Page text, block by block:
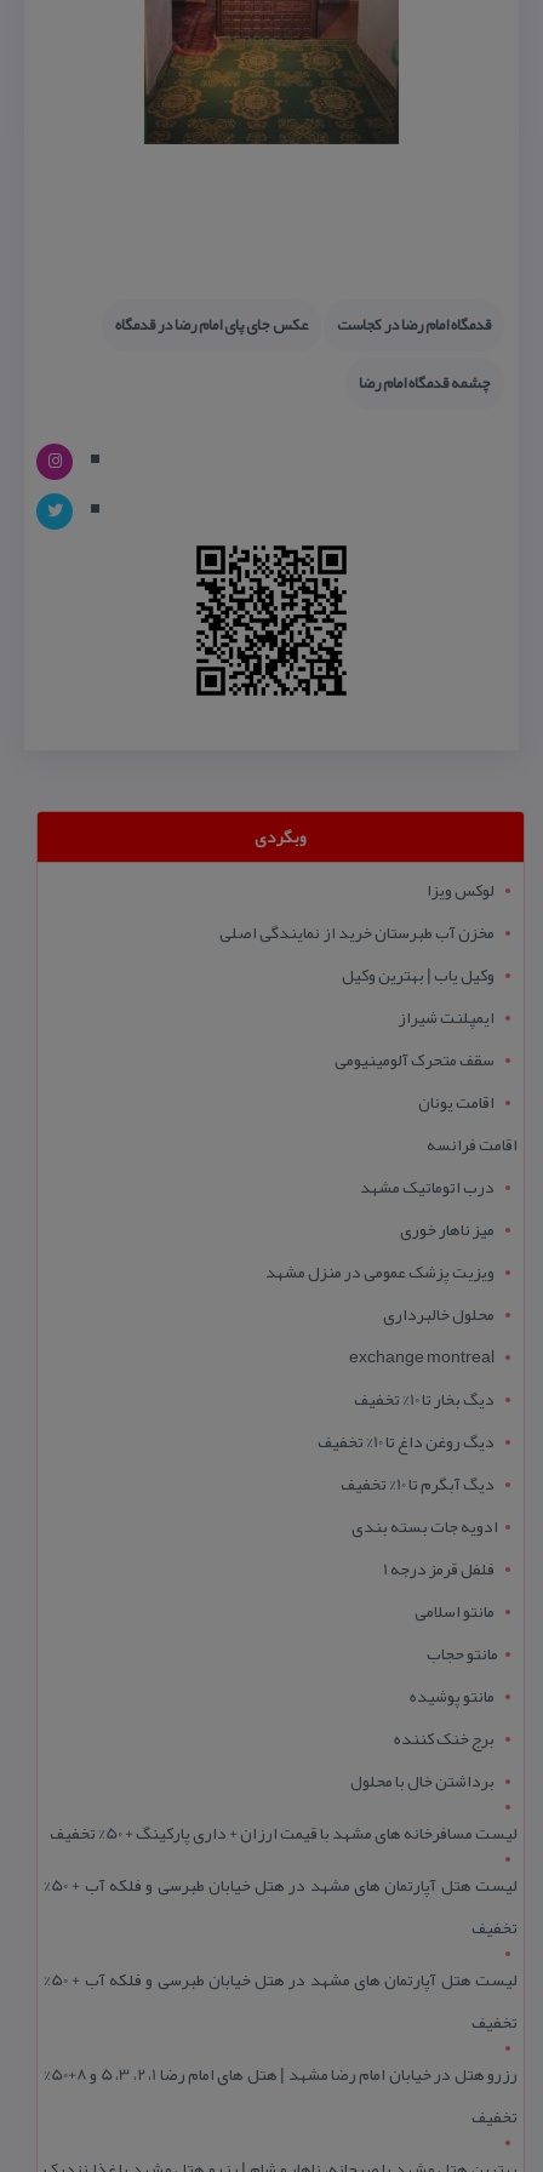
قدمگاه امام رضا در كجاست
عكس جای پای امام رضا در قدمگاه
چشمه قدمگاه امام رضا
وبگردی
لوکس ویزا
مخزن آب طبرستان خرید از نمایندگی اصلی
وکیل یاب | بهترین وکیل
ایمپلنت شیراز
سقف متحرک آلومینیومی
اقامت یونان
اقامت فرانسه
درب اتوماتیک مشهد
میز ناهار خوری
ویزیت پزشک عمومی در منزل مشهد
محلول خالبرداری
exchange montreal
دیگ بخار تا 10% تخفیف
دیگ روغن داغ تا 10% تخفیف
دیگ آبگرم تا 10% تخفیف
ادویه جات بسته بندی
فلفل قرمز درجه 1
مانتو اسلامی
مانتو حجاب
مانتو پوشیده
برج خنک کننده
برداشتن خال با محلول
لیست مسافرخانه های مشهد با قیمت ارزان + داری پارکینگ + 50% تخفیف
لیست هتل آپارتمان های مشهد در هتل خیابان طبرسی و فلکه آب + 50%
تخفیف
لیست هتل آپارتمان های مشهد در هتل خیابان طبرسی و فلکه آب + 50%
تخفیف
رزرو هتل در خیابان امام رضا مشهد | هتل‌ های امام رضا 1، 2، 3، 5 و 8+50%
تخفیف